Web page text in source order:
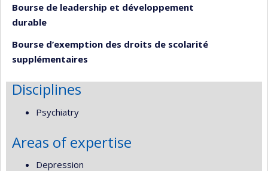
Bourse de leadership et développement
durable
Bourse d’exemption des droits de scolarité
supplémentaires
Disciplines
Psychiatry
Areas of expertise
Depression